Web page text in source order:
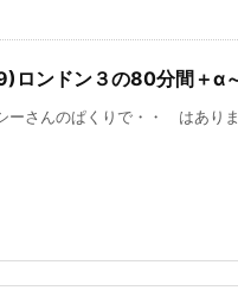
ロンドン３の80分間＋α
ーさんのぱくりで・・ はあり